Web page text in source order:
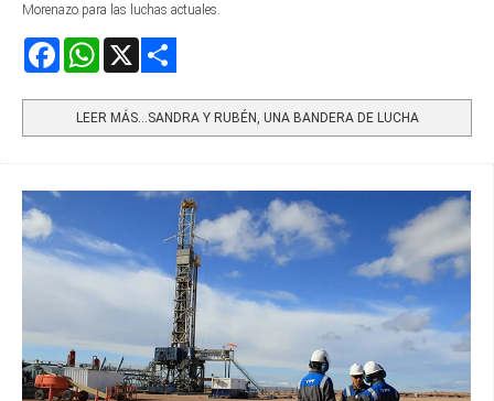
Morenazo para las luchas actuales.
FacebookWhatsApp
LEER MÁS…SANDRA Y RUBÉN, UNA BANDERA DE LUCHA